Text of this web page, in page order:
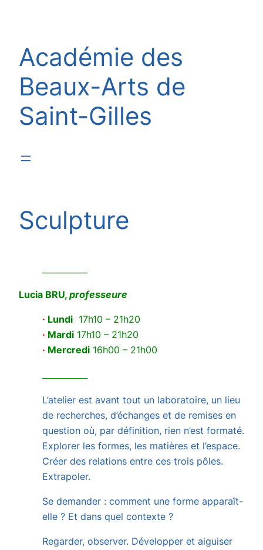
Académie des
Beaux-Arts de
Saint-Gilles
Sculpture
Lucia BRU, professeure
· Lundi 17h10 – 21h20
· Mardi 17h10 – 21h20
· Mercredi 16h00 – 21h00
L’atelier est avant tout un laboratoire, un lieu
de recherches, d’échanges et de remises en
question où, par définition, rien n’est formaté.
Explorer les formes, les matières et l’espace.
Créer des relations entre ces trois pôles.
Extrapoler.
Se demander : comment une forme apparaît-
elle ? Et dans quel contexte ?
Regarder, observer. Développer et aiguiser